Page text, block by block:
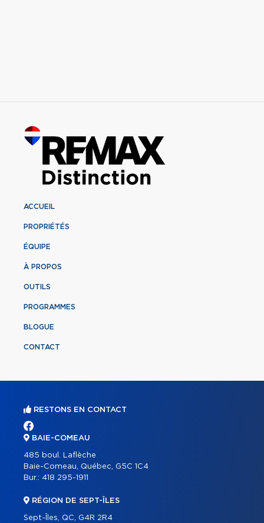
ACCUEIL
PROPRIÉTÉS
ÉQUIPE
À PROPOS
OUTILS
PROGRAMMES
BLOGUE
CONTACT
RESTONS EN CONTACT
BAIE-COMEAU
485 boul. Laflèche
Baie-Comeau, Québec, G5C 1C4
Bur.: 418 295-1911
RÉGION DE SEPT-ÎLES
Sept-Îles, QC, G4R 2R4